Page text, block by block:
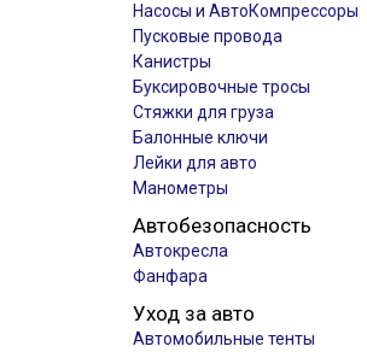
Насосы и АвтоКомпрессоры
Пусковые провода
Канистры
Буксировочные тросы
Стяжки для груза
Балонные ключи
Лейки для авто
Манометры
Автобезопасность
Автокресла
Фанфара
Уход за авто
Автомобильные тенты